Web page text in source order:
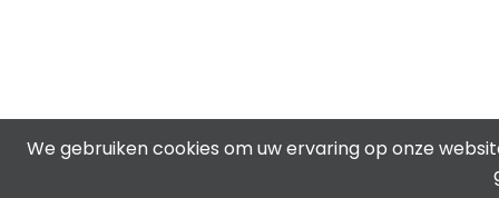
We gebruiken cookies om uw ervaring op onze